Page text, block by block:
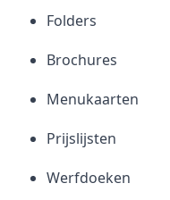
Folders
Brochures
Menukaarten
Prijslijsten
Werfdoeken